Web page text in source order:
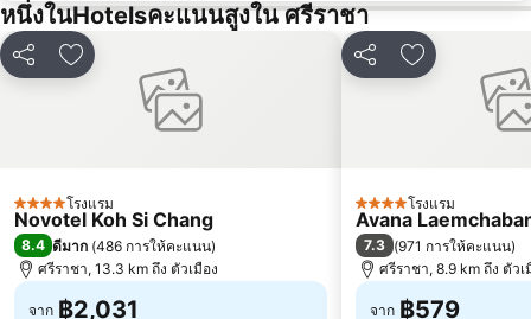
หนึ่งในHotelsคะแนนสูงใน ศรีราชา
แชร์ เพิ่มในรายการโปรด
4 ดาว โรงแรม
Novotel Koh Si Chang
8.4 ดีมาก (486 การให้คะแนน)
ศรีราชา, 13.3 km ถึง ตัวเมือง
จาก ฿2,031
แชร์ เพิ่มในรายกา
4 ดาว โรงแรม
Avana
7.3 (971 การให้คะแนน)
ศรีราชา, 8.9 km ถึง ตัวเ
จาก ฿579